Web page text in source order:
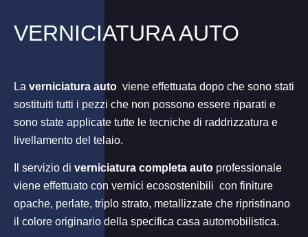
VERNICIATURA AUTO
La verniciatura auto viene effettuata dopo che sono stati
sostituiti tutti i pezzi che non possono essere riparati e
sono state applicate tutte le tecniche di raddrizzatura e
livellamento del telaio.
Il servizio di verniciatura completa auto professionale
viene effettuato con vernici ecosostenibili con finiture
opache, perlate, triplo strato, metallizzate che ripristinano
il colore originario della specifica casa automobilistica.